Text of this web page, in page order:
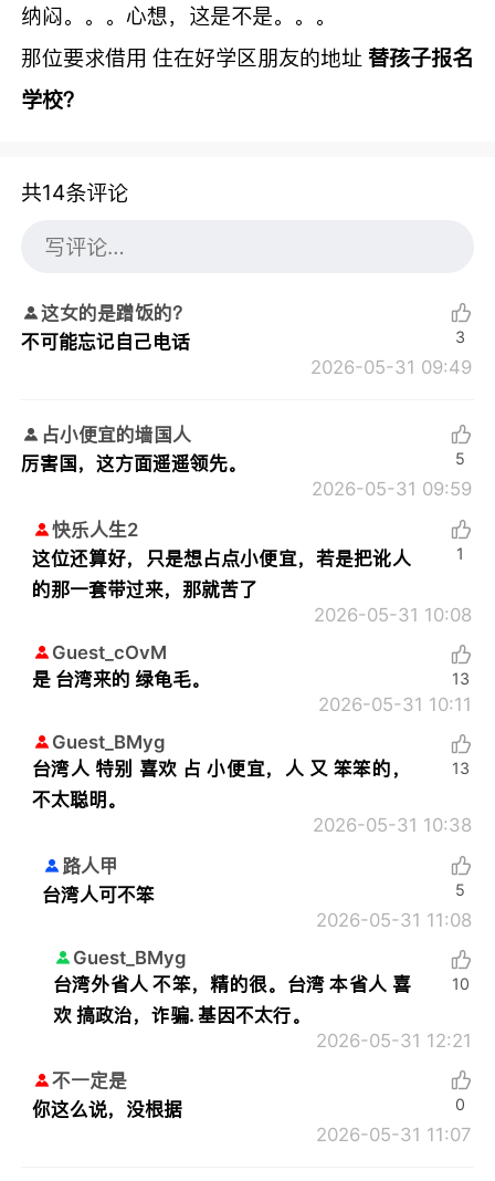
纳闷。。。心想，这是不是。。。
那位要求借用 住在好学区朋友的地址 替孩子报名
学校？
共14条评论
这女的是蹭饭的？
不可能忘记自己电话
2026-05-31 09:49
3
占小便宜的墙国人
厉害国，这方面遥遥领先。
2026-05-31 09:59
5
快乐人生2
这位还算好，只是想占点小便宜，若是把讹人
的那一套带过来，那就苦了
2026-05-31 10:08
1
Guest_cOvM
是 台湾来的 绿龟毛。
2026-05-31 10:11
13
Guest_BMyg
台湾人 特别 喜欢 占 小便宜，人 又 笨笨的，
不太聪明。
2026-05-31 10:38
13
路人甲
台湾人可不笨
2026-05-31 11:08
5
Guest_BMyg
台湾外省人 不笨，精的很。台湾 本省人 喜
欢 搞政治，诈骗. 基因不太行。
2026-05-31 12:21
10
不一定是
你这么说，没根据
2026-05-31 11:07
0